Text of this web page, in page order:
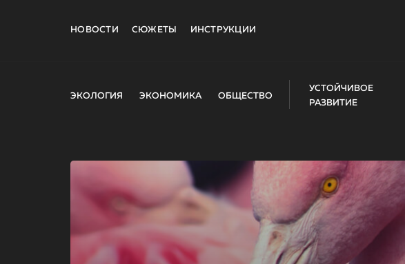
НОВОСТИ СЮЖЕТЫ ИНСТРУКЦИИ
ЭКОЛОГИЯ ЭКОНОМИКА ОБЩЕСТВО
УСТОЙЧИВОЕ
РАЗВИТИЕ